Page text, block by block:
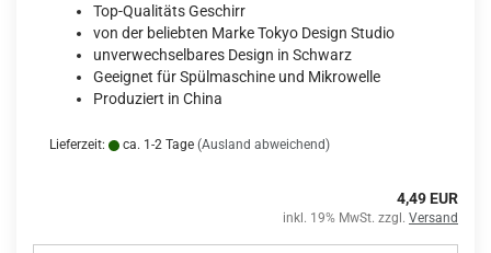
Top-Qualitäts Geschirr
von der beliebten Marke Tokyo Design Studio
unverwechselbares Design in Schwarz
Geeignet für Spülmaschine und Mikrowelle
Produziert in China
Lieferzeit: ca. 1-2 Tage (Ausland abweichend)
4,49 EUR
inkl. 19% MwSt. zzgl. Versand